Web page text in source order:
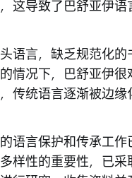
这导致了巴舒亚伊语
语言，缺乏规范化
情况下，巴舒亚伊
传统语言逐渐被边缘
语言保护和传承工
样性的重要性，已